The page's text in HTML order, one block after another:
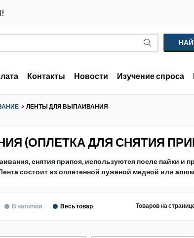
Контакты Новости Изучение спроса
> ЛЕНТЫ ДЛЯ ВЫПАИВАНИЯ
(ОПЛЕТКА ДЛЯ СНЯТИЯ
снятия припоя, используются после пайки и
состоит из оплетенной луженой медной или
В наличии Весь товар Товаров на